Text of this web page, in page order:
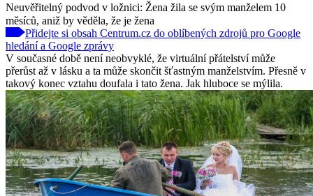
Neuvěřitelný podvod v ložnici: Žena žila se svým manželem 10
měsíců, aniž by věděla, že je žena
Přidejte si obsah Centrum.cz do oblíbených zdrojů pro Google
hledání a Google zprávy
V současné době není neobvyklé, že virtuální přátelství může
přerůst až v lásku a ta může skončit šťastným manželstvím. Přesně v
takový konec vztahu doufala i tato žena. Jak hluboce se mýlila.